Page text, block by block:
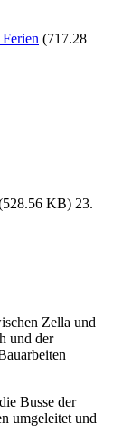
(717.28
KB) 23.
Zella und
und der
Busse der
umgeleitet und